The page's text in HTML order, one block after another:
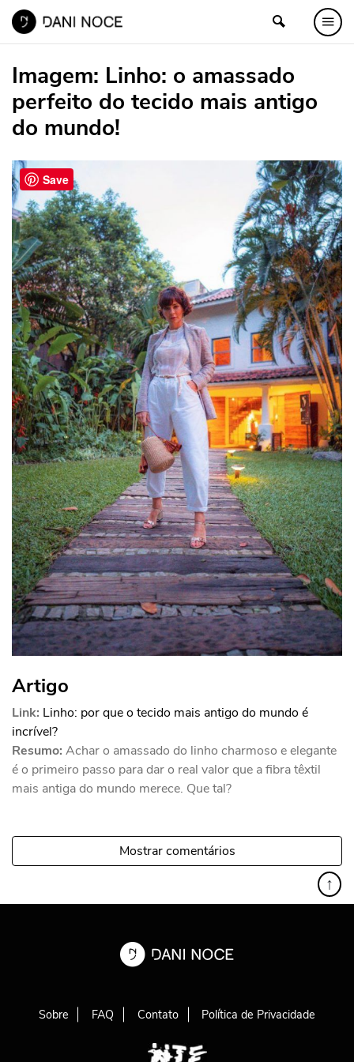
Imagem: Linho: o amassado
perfeito do tecido mais antigo
do mundo!
Artigo
Link: Linho: por que o tecido mais antigo do mundo é
incrível?
Resumo: Achar o amassado do linho charmoso e elegante
é o primeiro passo para dar o real valor que a fibra têxtil
mais antiga do mundo merece. Que tal?
Mostrar comentários
↑
Sobre FAQ Contato Política de Privacidade
Save